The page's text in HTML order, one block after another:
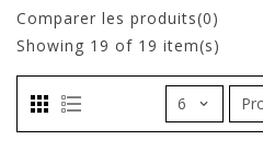
Comparer les produits(0)
Showing 19 of 19 item(s)